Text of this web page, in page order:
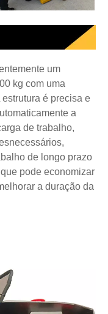
um
kg com uma
é precisa e
a
de trabalho,
de longo prazo
pode economizar
a duração da